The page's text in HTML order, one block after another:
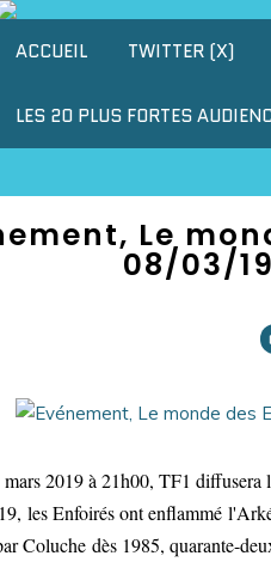
ACCUEIL TWITTER (X)
LES 20 PLUS FORTES
Le
08/03/
2019 à 21h00, TF1 diffusera
les Enfoirés ont enflammé
Coluche dès 1985, quarante-